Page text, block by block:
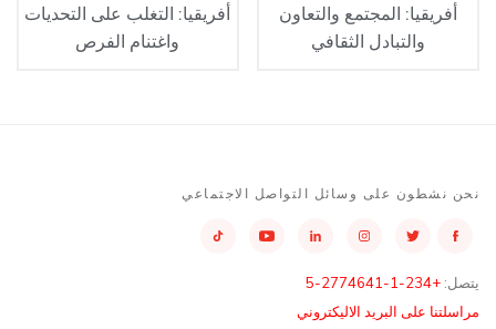
أفريقيا: التغلب على التحديات
واغتنام الفرص
أفريقيا: المجتمع والتعاون
والتبادل الثقافي
نحن نشطون على وسائل التواصل الاجتماعي
يتصل: +234-1-2774641-5
مراسلتنا على البريد الاليكتروني